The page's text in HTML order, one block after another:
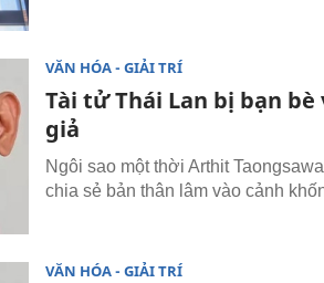
VĂN HÓA - GIẢI TRÍ
Tài tử Thái Lan bị bạn
giả
Ngôi sao một thời Arthit
chia sẻ bản thân lâm vào cảnh
VĂN HÓA - GIẢI TRÍ